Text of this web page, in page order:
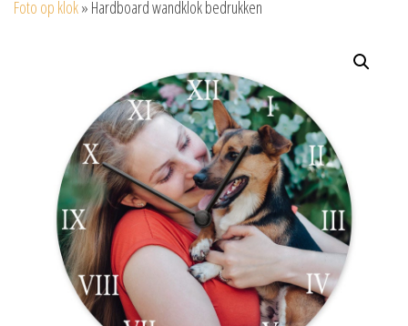
Foto op klok» Hardboard wandklok bedrukken